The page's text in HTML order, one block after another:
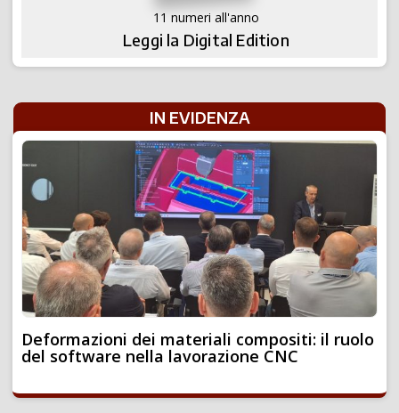
11 numeri all'anno
Leggi la Digital Edition
IN EVIDENZA
Deformazioni dei materiali compositi: il ruolo
del software nella lavorazione CNC